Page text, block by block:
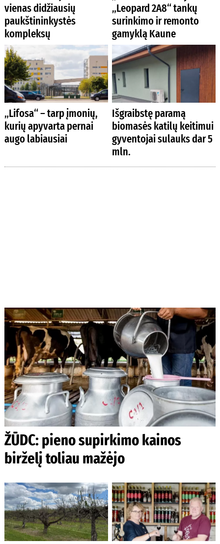
vienas didžiausių
paukštininkystės
kompleksų
„Leopard 2A8“ tankų
surinkimo ir remonto
gamyklą Kaune
„Lifosa“ – tarp įmonių,
kurių apyvarta pernai
augo labiausiai
Išgraibstę paramą
biomasės katilų keitimui
gyventojai sulauks dar 5
mln.
ŽŪDC: pieno supirkimo kainos
birželį toliau mažėjo